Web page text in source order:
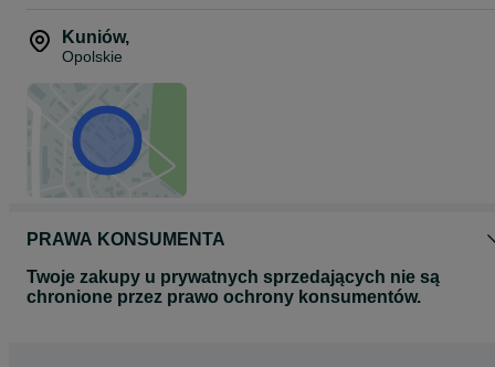
Kuniów,
Opolskie
PRAWA KONSUMENTA
Twoje zakupy u prywatnych sprzedających nie są
chronione przez prawo ochrony konsumentów.